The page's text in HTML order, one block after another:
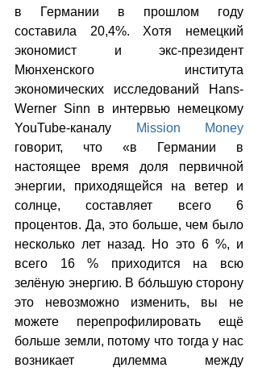
в Германии в прошлом году
составила 20,4%. Хотя немецкий
экономист и экс-президент
Мюнхенского института
экономических исследований Hans-
Werner Sinn в интервью немецкому
YouTube-каналу
Mission Money
говорит, что «в Германии в
настоящее время доля первичной
энергии, приходящейся на ветер и
солнце, составляет всего 6
процентов. Да, это больше, чем было
несколько лет назад. Но это 6 %, и
всего 16 % приходится на всю
зелёную энергию. В бо́льшую сторону
это невозможно изменить, вы не
можете перепрофилировать ещё
больше земли, потому что тогда у нас
возникает дилемма между